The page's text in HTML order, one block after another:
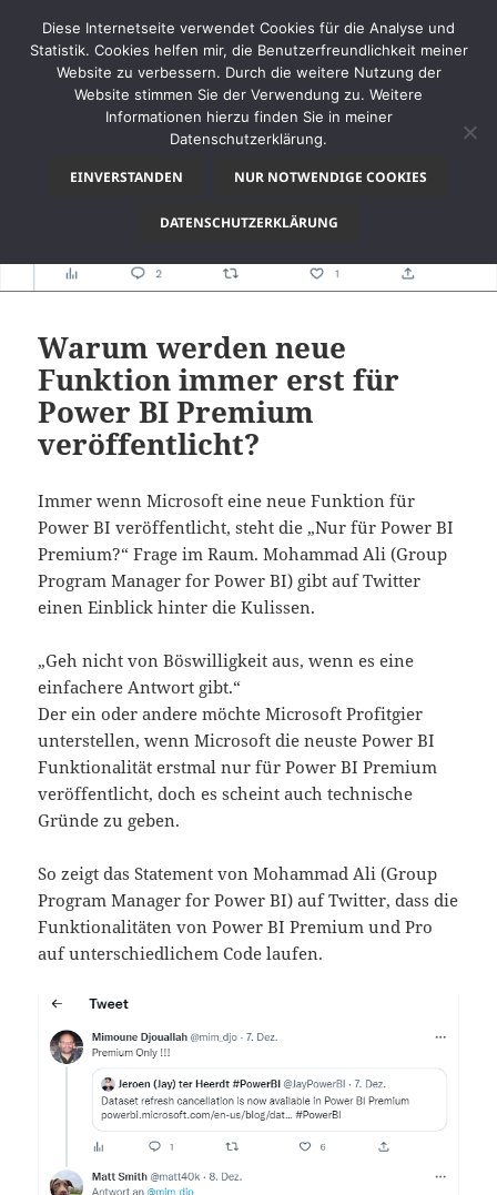
Warum werden neue
Funktion immer erst für
Power BI Premium
veröffentlicht?
Immer wenn Microsoft eine neue Funktion für
Power BI veröffentlicht, steht die „Nur für Power BI
Premium?“ Frage im Raum. Mohammad Ali (Group
Program Manager for Power BI) gibt auf Twitter
einen Einblick hinter die Kulissen.
„Geh nicht von Böswilligkeit aus, wenn es eine
einfachere Antwort gibt.“
Der ein oder andere möchte Microsoft Profitgier
unterstellen, wenn Microsoft die neuste Power BI
Funktionalität erstmal nur für Power BI Premium
veröffentlicht, doch es scheint auch technische
Gründe zu geben.
So zeigt das Statement von Mohammad Ali (Group
Program Manager for Power BI) auf Twitter, dass die
Funktionalitäten von Power BI Premium und Pro
auf unterschiedlichem Code laufen.
Diese Internetseite verwendet Cookies für die Analyse und
Statistik. Cookies helfen mir, die Benutzerfreundlichkeit meiner
Website zu verbessern. Durch die weitere Nutzung der
Website stimmen Sie der Verwendung zu. Weitere
Informationen hierzu finden Sie in meiner
Datenschutzerklärung.
EINVERSTANDEN NUR NOTWENDIGE COOKIES
DATENSCHUTZERKLÄRUNG